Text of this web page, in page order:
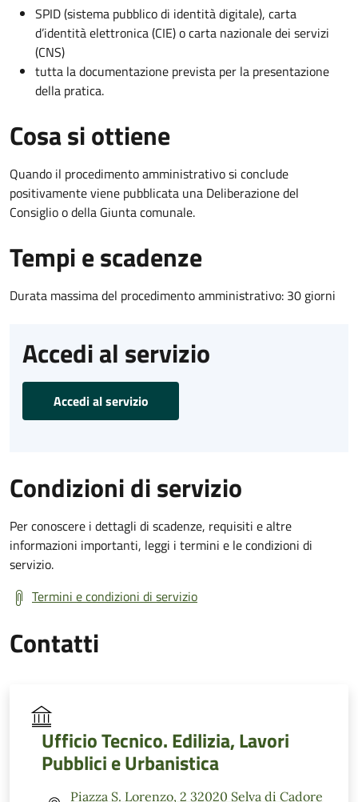
SPID (sistema pubblico di identità digitale), carta
d’identità elettronica (CIE) o carta nazionale dei servizi
(CNS)
tutta la documentazione prevista per la presentazione
della pratica.
Cosa si ottiene
Quando il procedimento amministrativo si conclude
positivamente viene pubblicata una Deliberazione del
Consiglio o della Giunta comunale.
Tempi e scadenze
Durata massima del procedimento amministrativo: 30 giorni
Accedi al servizio
Accedi al servizio
Condizioni di servizio
Per conoscere i dettagli di scadenze, requisiti e altre
informazioni importanti, leggi i termini e le condizioni di
servizio.
Termini e condizioni di servizio
Contatti
Ufficio Tecnico. Edilizia, Lavori
Pubblici e Urbanistica
Piazza S. Lorenzo, 2 32020 Selva di Cadore